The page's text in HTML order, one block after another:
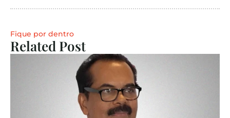
Fique por dentro
Related Post